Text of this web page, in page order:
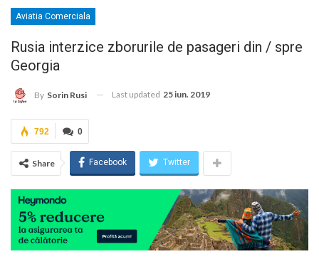
Aviatia Comerciala
Rusia interzice zborurile de pasageri din / spre
Georgia
By Sorin Rusi Last updated 25 iun. 2019
0
792
Share Facebook Twitter